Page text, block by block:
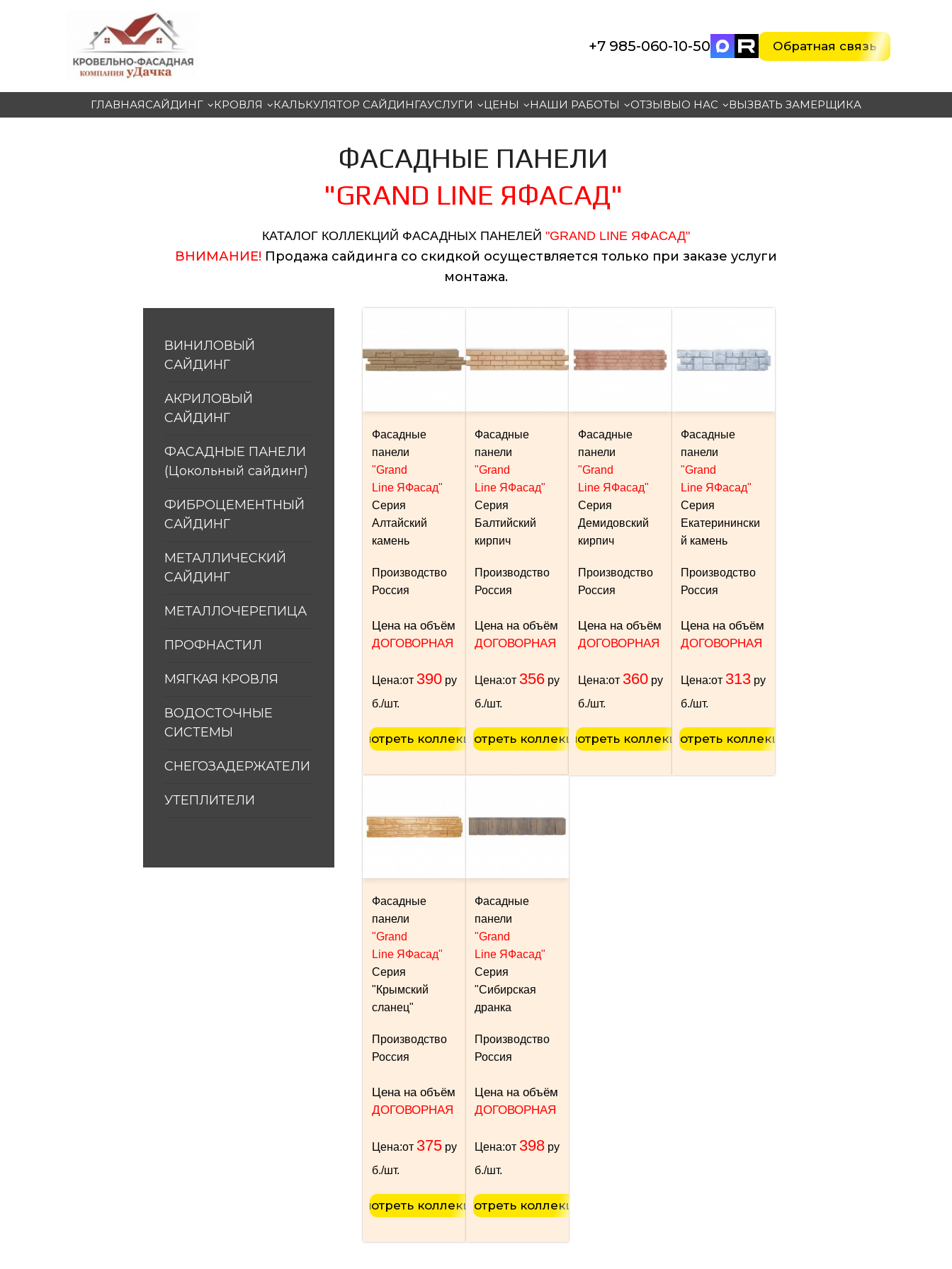
Обратная связь
+7 985-060-10-50
ГЛАВНАЯСАЙДИНГ КРОВЛЯ КАЛЬКУЛЯТОР САЙДИНГАУСЛУГИ ЦЕНЫ НАШИ РАБОТЫ ОТЗЫВЫО НАС ВЫЗВАТЬ ЗАМЕРЩИКА
ФАСАДНЫЕ ПАНЕЛИ
"GRAND LINE ЯФАСАД"
КАТАЛОГ КОЛЛЕКЦИЙ ФАСАДНЫХ ПАНЕЛЕЙ "GRAND LINE ЯФАСАД"
ВНИМАНИЕ! Продажа сайдинга со скидкой осуществляется только при заказе услуги
монтажа.
ВИНИЛОВЫЙ
САЙДИНГ
АКРИЛОВЫЙ
САЙДИНГ
ФАСАДНЫЕ ПАНЕЛИ
(Цокольный сайдинг)
ФИБРОЦЕМЕНТНЫЙ
САЙДИНГ
МЕТАЛЛИЧЕСКИЙ
САЙДИНГ
МЕТАЛЛОЧЕРЕПИЦА
ПРОФНАСТИЛ
МЯГКАЯ КРОВЛЯ
ВОДОСТОЧНЫЕ
СИСТЕМЫ
СНЕГОЗАДЕРЖАТЕЛИ
УТЕПЛИТЕЛИ
Фасадные
панели
"Grand
Line ЯФасад"
Серия
Алтайский
камень
Производство
Россия
Цена на объём
ДОГОВОРНАЯ
Цена:от 390 ру
б./шт.
Смотреть коллекцию
Фасадные
панели
"Grand
Line ЯФасад"
Серия
Балтийский
кирпич
Производство
Россия
Цена на объём
ДОГОВОРНАЯ
Цена:от 356 ру
б./шт.
Смотреть коллекцию
Фасадные
панели
"Grand
Line ЯФасад"
Серия
Демидовский
кирпич
Производство
Россия
Цена на объём
ДОГОВОРНАЯ
Цена:от 360 ру
б./шт.
Смотреть коллекцию
Фасадные
панели
"Grand
Line ЯФасад"
Серия
Екатеринински
й камень
Производство
Россия
Цена на объём
ДОГОВОРНАЯ
Цена:от 313 ру
б./шт.
Смотреть коллекцию
Фасадные
панели
"Grand
Line ЯФасад"
Серия
"Крымский
сланец"
Производство
Россия
Цена на объём
ДОГОВОРНАЯ
Цена:от 375 ру
б./шт.
Смотреть коллекцию
Фасадные
панели
"Grand
Line ЯФасад"
Серия
"Сибирская
дранка
Производство
Россия
Цена на объём
ДОГОВОРНАЯ
Цена:от 398 ру
б./шт.
Смотреть коллекцию